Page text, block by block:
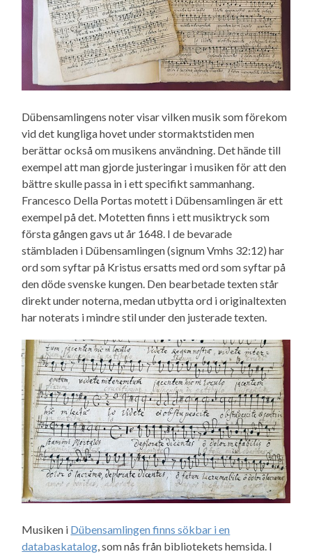
Dübensamlingens noter visar vilken musik som förekom
vid det kungliga hovet under stormaktstiden men
berättar också om musikens användning. Det hände till
exempel att man gjorde justeringar i musiken för att den
bättre skulle passa in i ett specifikt sammanhang.
Francesco Della Portas motett i Dübensamlingen är ett
exempel på det. Motetten finns i ett musiktryck som
första gången gavs ut år 1648. I de bevarade
stämbladen i Dübensamlingen (signum Vmhs 32:12) har
ord som syftar på Kristus ersatts med ord som syftar på
den döde svenske kungen. Den bearbetade texten står
direkt under noterna, medan utbytta ord i originaltexten
har noterats i mindre stil under den justerade texten.
Musiken i Dübensamlingen finns sökbar i en
databaskatalog, som nås från bibliotekets hemsida. I